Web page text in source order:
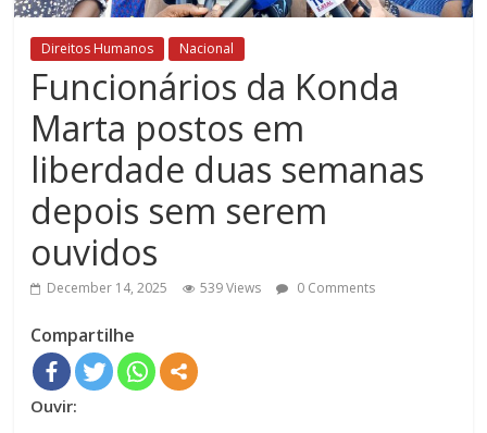
Direitos Humanos Nacional
Funcionários da Konda
Marta postos em
liberdade duas semanas
depois sem serem
ouvidos
December 14, 2025 539 Views 0 Comments
Compartilhe
Ouvir: